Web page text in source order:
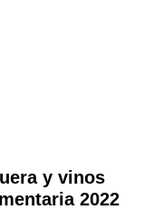
y vinos
2022